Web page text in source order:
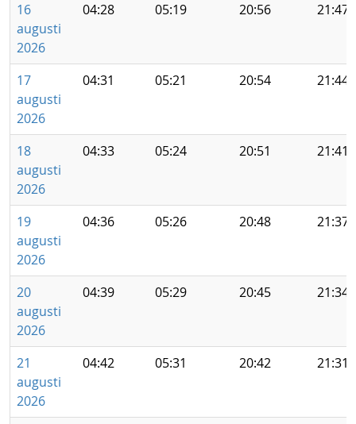
16
augusti
2026
04:28 05:19 20:56 21:47
17
augusti
2026
04:31 05:21 20:54 21:44
18
augusti
2026
04:33 05:24 20:51 21:41
19
augusti
2026
04:36 05:26 20:48 21:37
20
augusti
2026
04:39 05:29 20:45 21:34
21
augusti
2026
04:42 05:31 20:42 21:31